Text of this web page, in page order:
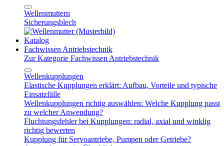
Wellenmuttern
Sicherungsblech
Katalog
Fachwissen Antriebstechnik
Zur Kategorie Fachwissen Antriebstechnik
Wellenkupplungen
Elastische Kupplungen erklärt: Aufbau, Vorteile und typische
Einsatzfälle
Wellenkupplungen richtig auswählen: Welche Kupplung passt
zu welcher Anwendung?
Fluchtungsfehler bei Kupplungen: radial, axial und winklig
richtig bewerten
Kupplung für Servoantriebe, Pumpen oder Getriebe?